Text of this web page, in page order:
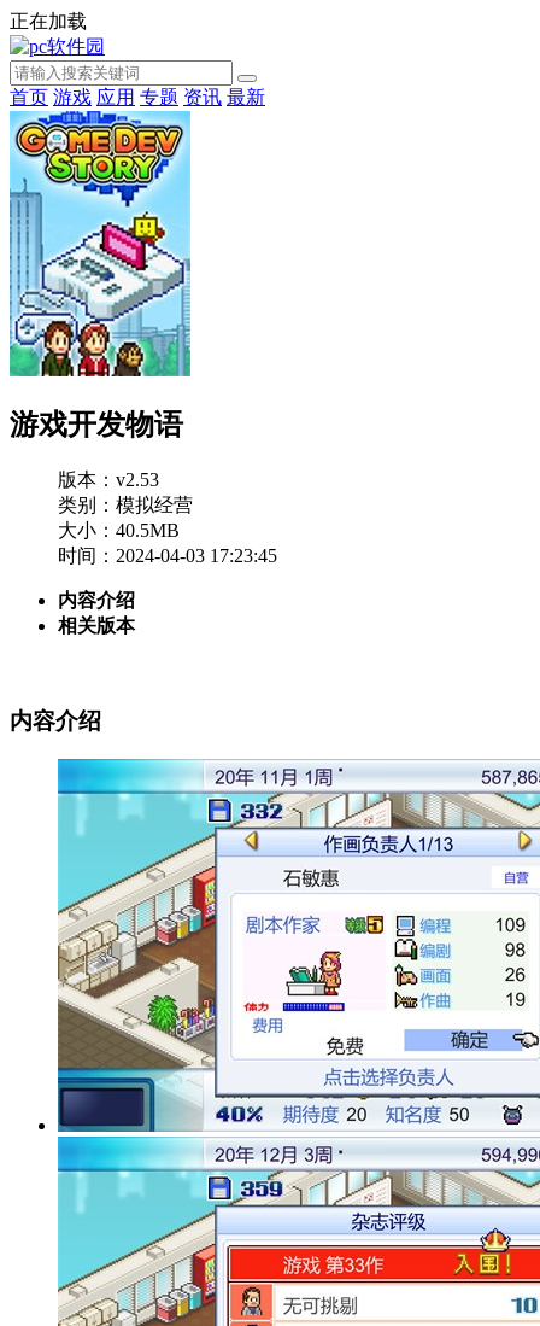
正在加载
首页 游戏 应用 专题 资讯 最新
游戏开发物语
版本：v2.53
类别：模拟经营
大小：40.5MB
时间：2024-04-03 17:23:45
内容介绍
相关版本
内容介绍